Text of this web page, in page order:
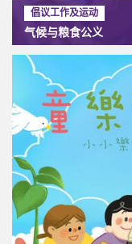
倡议工作及运动
气候与粮食公义